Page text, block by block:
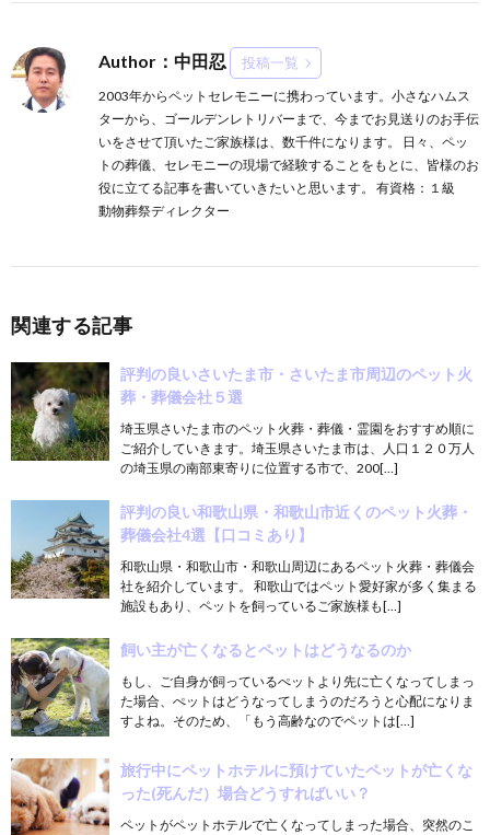
Author：中田忍 投稿一覧
2003年からペットセレモニーに携わっています。小さなハムス
ターから、ゴールデンレトリバーまで、今までお見送りのお手伝
いをさせて頂いたご家族様は、数千件になります。 日々、ペッ
トの葬儀、セレモニーの現場で経験することをもとに、皆様のお
役に立てる記事を書いていきたいと思います。 有資格：１級
動物葬祭ディレクター
関連する記事
評判の良いさいたま市・さいたま市周辺のペット火
葬・葬儀会社５選
埼玉県さいたま市のペット火葬・葬儀・霊園をおすすめ順に
ご紹介していきます。埼玉県さいたま市は、人口１２０万人
の埼玉県の南部東寄りに位置する市で、200[…]
評判の良い和歌山県・和歌山市近くのペット火葬・
葬儀会社4選【口コミあり】
和歌山県・和歌山市・和歌山周辺にあるペット火葬・葬儀会
社を紹介しています。 和歌山ではペット愛好家が多く集まる
施設もあり、ペットを飼っているご家族様も[…]
飼い主が亡くなるとペットはどうなるのか
もし、ご自身が飼っているぺットより先に亡くなってしまっ
た場合、ぺットはどうなってしまうのだろうと心配になりま
すよね。そのため、「もう高齢なのでペットは[…]
旅行中にペットホテルに預けていたペットが亡くな
った(死んだ）場合どうすればいい？
ペットがペットホテルで亡くなってしまった場合、突然のこ